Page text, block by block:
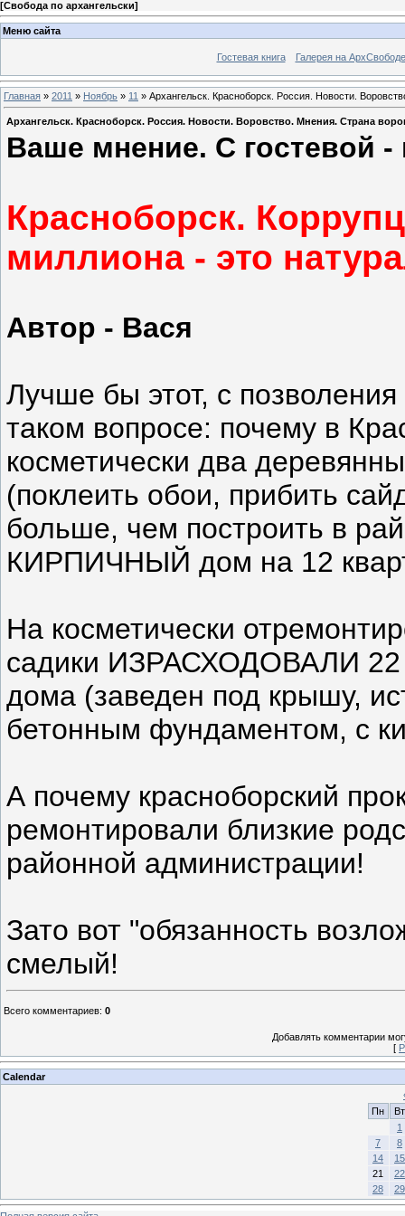
[Свобода по архангельски]
Меню сайта
Гостевая книга Галерея на АрхСвободе
Главная » 2011 » Ноябрь » 11 » Архангельск. Красноборск. Россия. Новости.
Архангельск. Красноборск. Россия. Новости. Воровство. Мнения. Страна
Ваше мнение. C гостевой -
Красноборск.
миллиона - это
Автор - Вася
Лучше бы этот, с позволения
таком вопросе: почему в
косметически два
(поклеить обои, прибить
больше, чем построить в
КИРПИЧНЫЙ дом на 12
На косметически
садики ИЗРАСХОДОВАЛИ 22
дома (заведен под крышу,
бетонным фундаментом, с
А почему красноборский
ремонтировали близкие
районной администрации!
Зато вот "обязанность
смелый!
Всего комментариев: 0
Добавлять комментарии
[
Calendar
Пн
Вт
1
7
8
14
15
21
22
28
29